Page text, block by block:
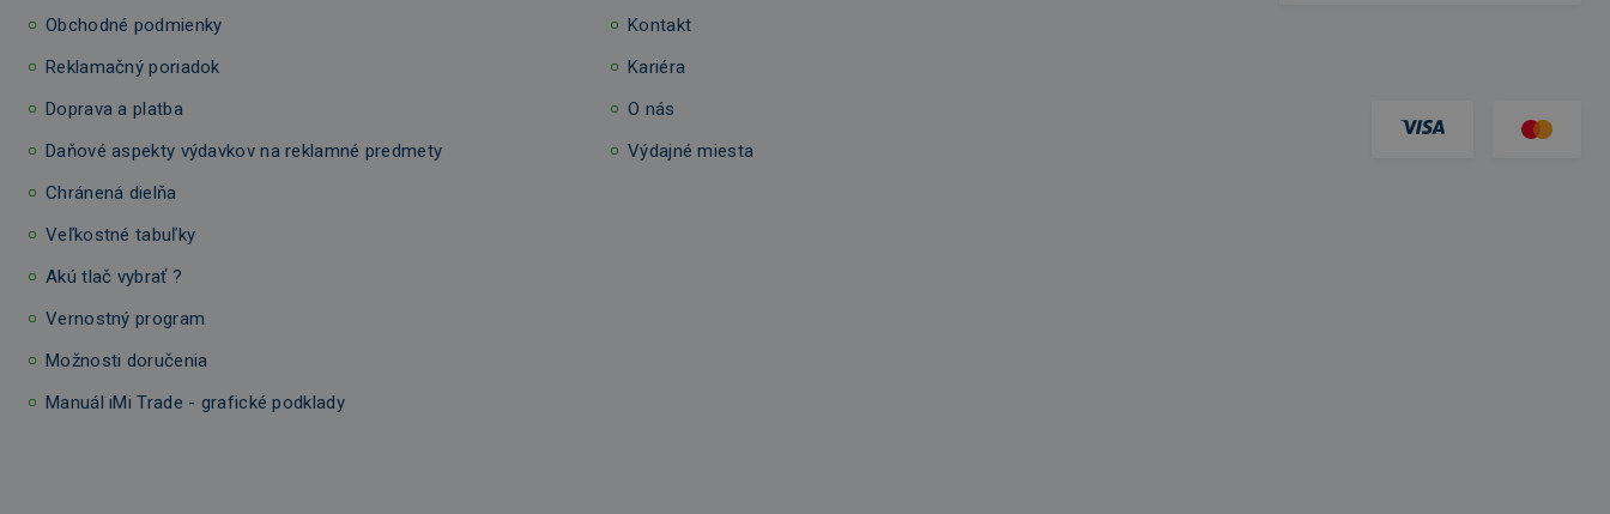
Obchodné podmienky
Reklamačný poriadok
Doprava a platba
Daňové aspekty výdavkov na reklamné predmety
Chránená dielňa
Veľkostné tabuľky
Akú tlač vybrať ?
Vernostný program
Možnosti doručenia
Manuál iMi Trade - grafické podklady
Kontakt
Kariéra
O nás
Výdajné miesta